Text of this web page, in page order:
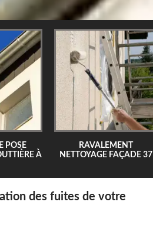
POSE
À
RAVALEMENT
NETTOYAGE FAÇADE 37
des fuites de votre